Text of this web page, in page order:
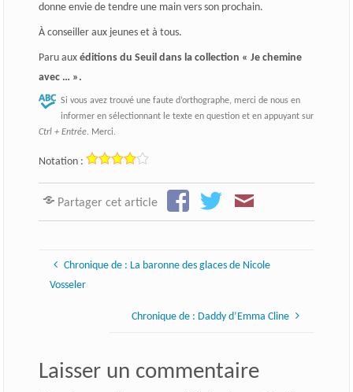
donne envie de tendre une main vers son prochain.
À conseiller aux jeunes et à tous.
Paru aux éditions du Seuil dans la collection « Je chemine
avec … ».
Si vous avez trouvé une faute d’orthographe, merci de nous en
informer en sélectionnant le texte en question et en appuyant sur
Ctrl + Entrée. Merci.
Notation :
Partager cet article
Chronique de : La baronne des glaces de Nicole
Vosseler
Chronique de : Daddy d’Emma Cline
Laisser un commentaire